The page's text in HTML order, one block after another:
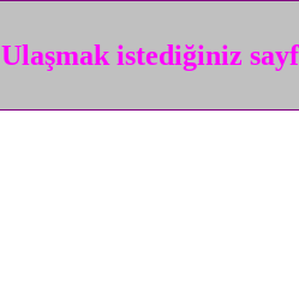
Ulaşmak istediğiniz